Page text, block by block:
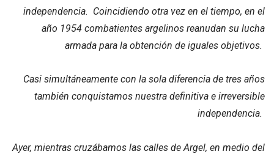
independencia. Coincidiendo otra vez en el tiempo, en el
año 1954 combatientes argelinos reanudan su lucha
armada para la obtención de iguales objetivos.
Casi simultáneamente con la sola diferencia de tres años
también conquistamos nuestra definitiva e irreversible
independencia.
Ayer, mientras cruzábamos las calles de Argel, en medio del